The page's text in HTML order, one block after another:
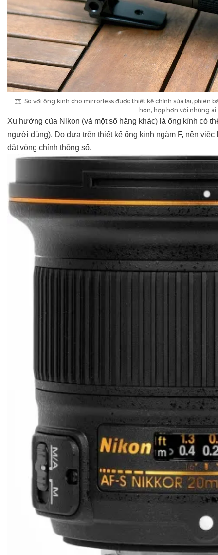
So với ống kính cho mirrorless được thiết kế chỉnh sửa lại, phiên
hơn, hợp hơn với những
Xu hướng của Nikon (và một số hãng khác) là ống kính có
người dùng). Do dựa trên thiết kế ống kính ngàm F, nên
đặt vòng chỉnh thông số.